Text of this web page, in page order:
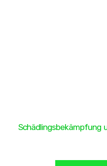
Schädlingsbekämpfung